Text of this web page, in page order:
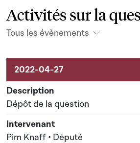
Activités sur la
Tous les évènements
Activités liées au dossier
Dépôt de la question
Pim Knaff • Député